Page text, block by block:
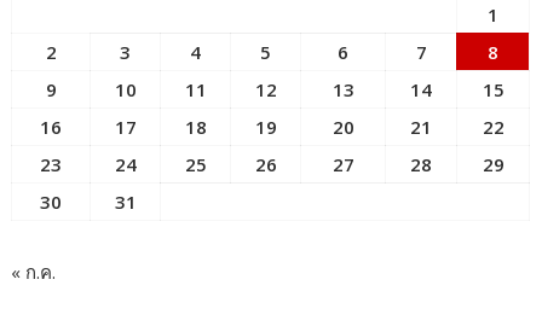
1
2
3 4 5 6 7
8
9
10 11 12 13 14
15
16
17 18 19 20 21
22
23
24 25 26 27 28
29
30
31
« ก.ค.